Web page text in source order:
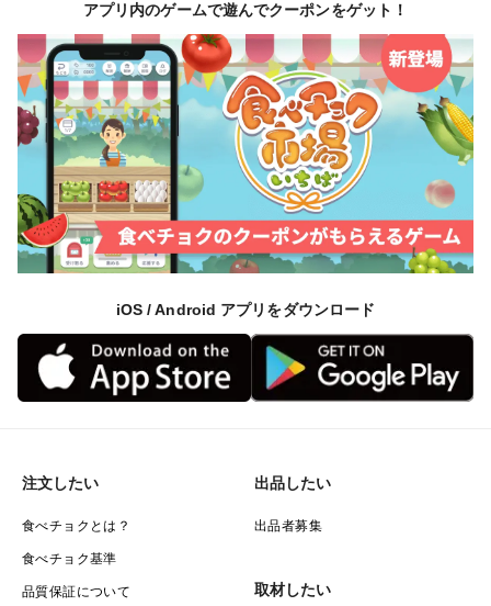
もりやま園のりんごは、学校給食をはじめ、オーガニッ
クスーパーや自然食品店などでもご利用いただいていま
す。
🍏産地
青森県弘前市・樹木・緑ケ丘エリア。
青森りんご発祥の地で、昼夜の寒暖差を生かし、おいし
いりんごを育てています。
シールタイプの簡易のし・リボンシールをご用意してお
ります。
ご希望の方は、ご注文時の特記事項欄に以下をご記入く
ださい。
・御見舞
・無地のし
・プレゼント用リボンシール
アプリ内のゲームで遊んでクーポンをゲット！
iOS / Android アプリをダウンロード
注文したい
食べチョクとは？
食べチョク基準
品質保証について
出品したい
出品者募集
取材したい